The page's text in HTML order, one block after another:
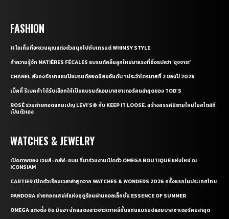
FASHION
11 ไอเท็มที่จะชวนคุณแต่งตัวสนุกไปกับเทรนด์ WHIMSY STYLE
ทำความรู้จัก MATIÈRES FÉCALES แบรนด์คลื่นลูกใหม่มาแรงที่ชื่อแปลว่า ‘อุจจาระ’
CHANEL ยังคงรักษาแชมป์แบรนด์ยอดนิยมอันดับ 1 ประจำไตรมาสที่ 2 ของปี 2026
เบ็คกี้ รีเบคก้า ได้รับเลือกให้เป็นแบรนด์แอมบาสซาเดอร์คนล่าสุดของ TOD’S
ROSÉ ร่วมถ่ายทอดแคมเปญ LEVI’S® กับ KEEP IT LOOSE. สร้างสรรค์นิยามใหม่ในสไตล์ที่
เป็นตัวเอง
WATCHES & JEWELRY
เปิดภาพของ เจมส์-กลัฟ-แบม ที่มาร่วมงานเปิดตัว OMEGA BOUTIQUE แห่งใหม่ ณ
ICONSIAM
CARTIER เปิดตัวเรือนเวลาล่าสุดจาก WATCHES & WONDERS 2026 ครั้งแรกในประเทศไทย
PANDORA ถ่ายทอดเสน่ห์แห่งฤดูร้อนผ่านคอลเล็กชั่น ESSENCE OF SUMMER
OMEGA แต่งตั้ง ชิน มินอา นักแสดงสาวชาวเกาหลีขึ้นแท่นแบรนด์แอมบาสซาเดอร์คนล่าสุด